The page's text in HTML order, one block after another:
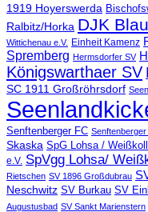
1919 Hoyerswerda
Ralbitz/Horka DJK
Wittichenau e.V. Einheit Kamenz
Spremberg Hermsdorfer SV
Königswarthaer SV
SC 1911 Großröhrsdorf
Senftenberger FC
Skaska SpG Lohsa /
e.V. SpVgg Lohsa/
Rietschen SV 1896 Großdubrau
Neschwitz SV Burkau SV
Augustusbad SV Sankt Marienstern